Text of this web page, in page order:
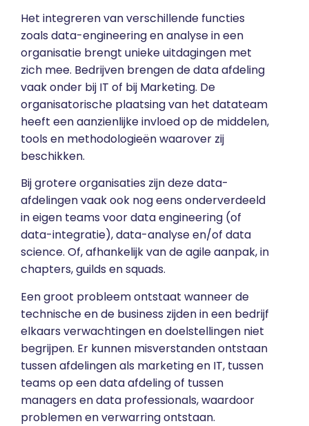
Het integreren van verschillende functies
zoals data-engineeringenanalysein een
organisatie brengt unieke uitdagingen met
zich mee. Bedrijven brengen de data afdeling
vaak onder bij IT of bij Marketing. De
organisatorische plaatsing van het datateam
heeft een aanzienlijke invloed op de middelen,
tools en methodologieën waarover zij
beschikken.
Bij grotere organisaties zijn deze data-
afdelingen vaak ook nog eens onderverdeeld
in eigen teams voor data engineering (of
data-integratie), data-analyse en/of data
science. Of, afhankelijk van de agile aanpak, in
chapters, guilds en squads.
Een groot probleem ontstaat wanneer de
technische en de business zijden in een bedrijf
elkaars verwachtingen en doelstellingen niet
begrijpen. Er kunnen misverstanden ontstaan ​​
tussen afdelingen als marketing en IT, tussen
teams op een data afdeling of tussen
managers en data professionals, waardoor
problemen en verwarring ontstaan.